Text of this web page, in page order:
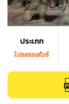
ประเภท
โปรแกรมทัวร์